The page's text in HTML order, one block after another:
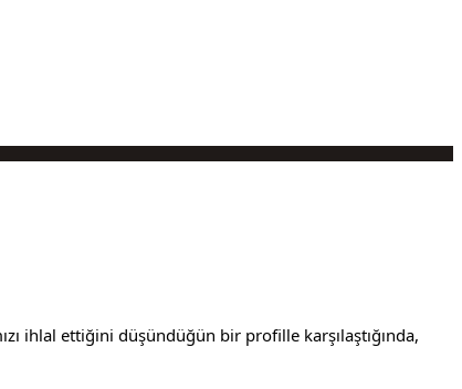
ihlal ettiğini düşündüğün bir profille karşılaştığında,